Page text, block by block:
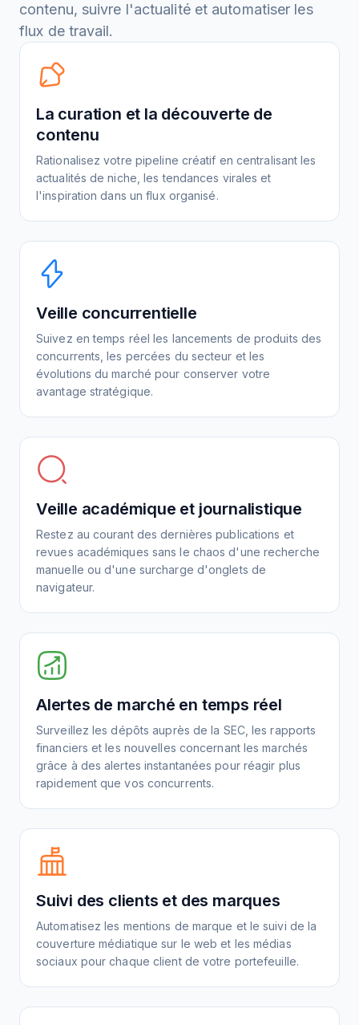
contenu, suivre l'actualité et automatiser les
flux de travail.
La curation et la découverte de
contenu
Rationalisez votre pipeline créatif en centralisant les
actualités de niche, les tendances virales et
l'inspiration dans un flux organisé.
Veille concurrentielle
Suivez en temps réel les lancements de produits des
concurrents, les percées du secteur et les
évolutions du marché pour conserver votre
avantage stratégique.
Veille académique et journalistique
Restez au courant des dernières publications et
revues académiques sans le chaos d'une recherche
manuelle ou d'une surcharge d'onglets de
navigateur.
Alertes de marché en temps réel
Surveillez les dépôts auprès de la SEC, les rapports
financiers et les nouvelles concernant les marchés
grâce à des alertes instantanées pour réagir plus
rapidement que vos concurrents.
Suivi des clients et des marques
Automatisez les mentions de marque et le suivi de la
couverture médiatique sur le web et les médias
sociaux pour chaque client de votre portefeuille.